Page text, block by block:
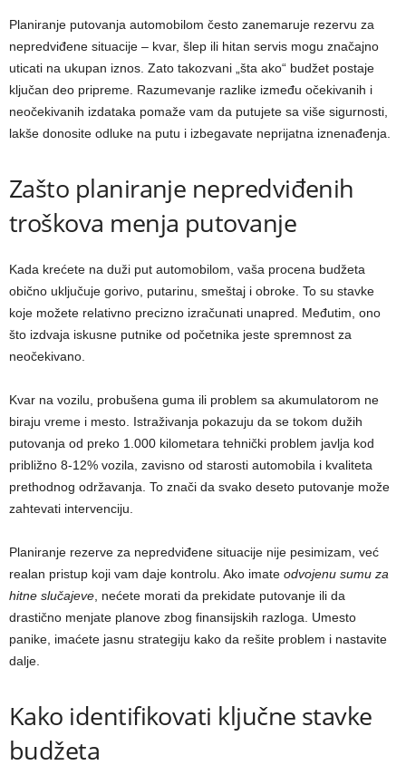
Planiranje putovanja automobilom često zanemaruje rezervu za
nepredviđene situacije – kvar, šlep ili hitan servis mogu značajno
uticati na ukupan iznos. Zato takozvani „šta ako“ budžet postaje
ključan deo pripreme. Razumevanje razlike između očekivanih i
neočekivanih izdataka pomaže vam da putujete sa više sigurnosti,
lakše donosite odluke na putu i izbegavate neprijatna iznenađenja.
Zašto planiranje nepredviđenih
troškova menja putovanje
Kada krećete na duži put automobilom, vaša procena budžeta
obično uključuje gorivo, putarinu, smeštaj i obroke. To su stavke
koje možete relativno precizno izračunati unapred. Međutim, ono
što izdvaja iskusne putnike od početnika jeste spremnost za
neočekivano.
Kvar na vozilu, probušena guma ili problem sa akumulatorom ne
biraju vreme i mesto. Istraživanja pokazuju da se tokom dužih
putovanja od preko 1.000 kilometara tehnički problem javlja kod
približno 8-12% vozila, zavisno od starosti automobila i kvaliteta
prethodnog održavanja. To znači da svako deseto putovanje može
zahtevati intervenciju.
Planiranje rezerve za nepredviđene situacije nije pesimizam, već
realan pristup koji vam daje kontrolu. Ako imate odvojenu sumu za
hitne slučajeve , nećete morati da prekidate putovanje ili da
drastično menjate planove zbog finansijskih razloga. Umesto
panike, imaćete jasnu strategiju kako da rešite problem i nastavite
dalje.
Kako identifikovati ključne stavke
budžeta